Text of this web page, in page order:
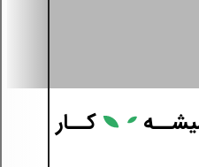
کــار